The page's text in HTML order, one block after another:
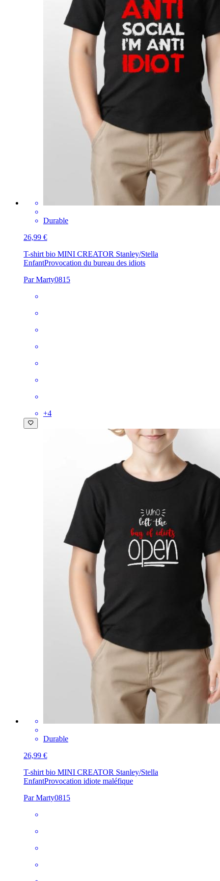
Durable
26,99 €
T-shirt bio MINI CREATOR Stanley/Stella
EnfantProvocation du bureau des idiots
Par Marty0815
+4
Durable
26,99 €
T-shirt bio MINI CREATOR Stanley/Stella
EnfantProvocation idiote maléfique
Par Marty0815